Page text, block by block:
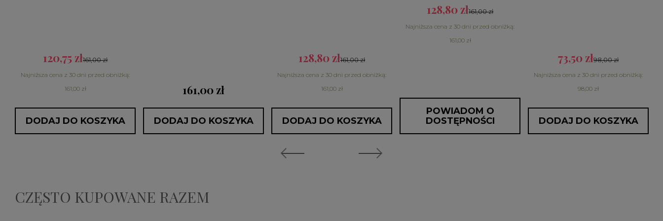
120,75 zł161,00 zł
Najniższa cena z 30 dni przed obniżką:
161,00 zł
DODAJ DO KOSZYKA
161,00 zł
DODAJ DO KOSZYKA
128,80 zł161,00 zł
Najniższa cena z 30 dni przed obniżką:
161,00 zł
DODAJ DO KOSZYKA
128,80 zł161,00 zł
Najniższa cena z 30 dni przed obniżką:
161,00 zł
POWIADOM O
DOSTĘPNOŚCI
73,50 zł98,00 zł
Najniższa cena z 30 dni przed obniżką:
98,00 zł
DODAJ DO KOSZYKA
CZĘSTO KUPOWANE RAZEM